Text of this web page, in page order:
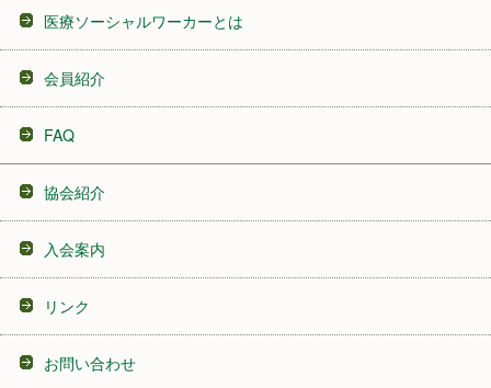
医療ソーシャルワーカーとは
会員紹介
FAQ
協会紹介
入会案内
リンク
お問い合わせ